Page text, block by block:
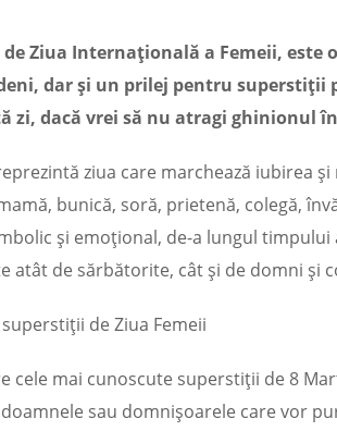
Ziua Internațională a Femeii, este
dar și un prilej pentru superstiții
zi, dacă vrei să nu atragi ghinionul
ziua care marchează iubirea
bunică, soră, prietenă, colegă,
și emoțional, de-a lungul
atât de sărbătorite, cât și de domni și
de Ziua Femeii
cele mai cunoscute superstiții de 8
sau domnișoarele care vor